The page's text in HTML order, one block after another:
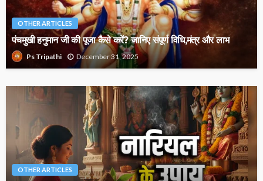
OTHER ARTICLES
पंचमुखी हनुमान जी की पूजा कैसे करें? जानिए संपूर्ण विधि,मंत्र और लाभ
Ps Tripathi December 31, 2025
OTHER ARTICLES